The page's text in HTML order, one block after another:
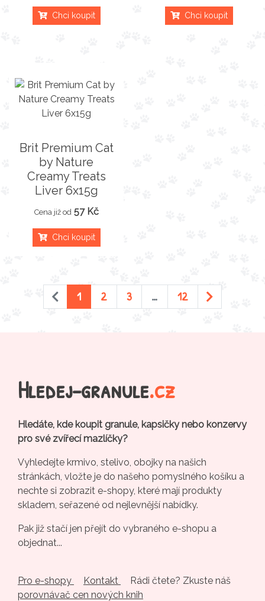
Chci koupit Chci koupit
Brit Premium Cat
by Nature
Creamy Treats
Liver 6x15g
Cena již od 57 Kč
Chci koupit
1 2 3 … 12
Hledej-granule.cz
Hledáte, kde koupit granule, kapsičky nebo konzervy
pro své zvířecí mazlíčky?
Vyhledejte krmivo, stelivo, obojky na našich
stránkách, vložte je do našeho pomyslného košíku a
nechte si zobrazit e-shopy, které mají produkty
skladem, seřazené od nejlevnější nabídky.
Pak již stačí jen přejít do vybraného e-shopu a
objednat...
Pro e-shopy Kontakt
Rádi čtete? Zkuste náš
porovnávač cen nových knih